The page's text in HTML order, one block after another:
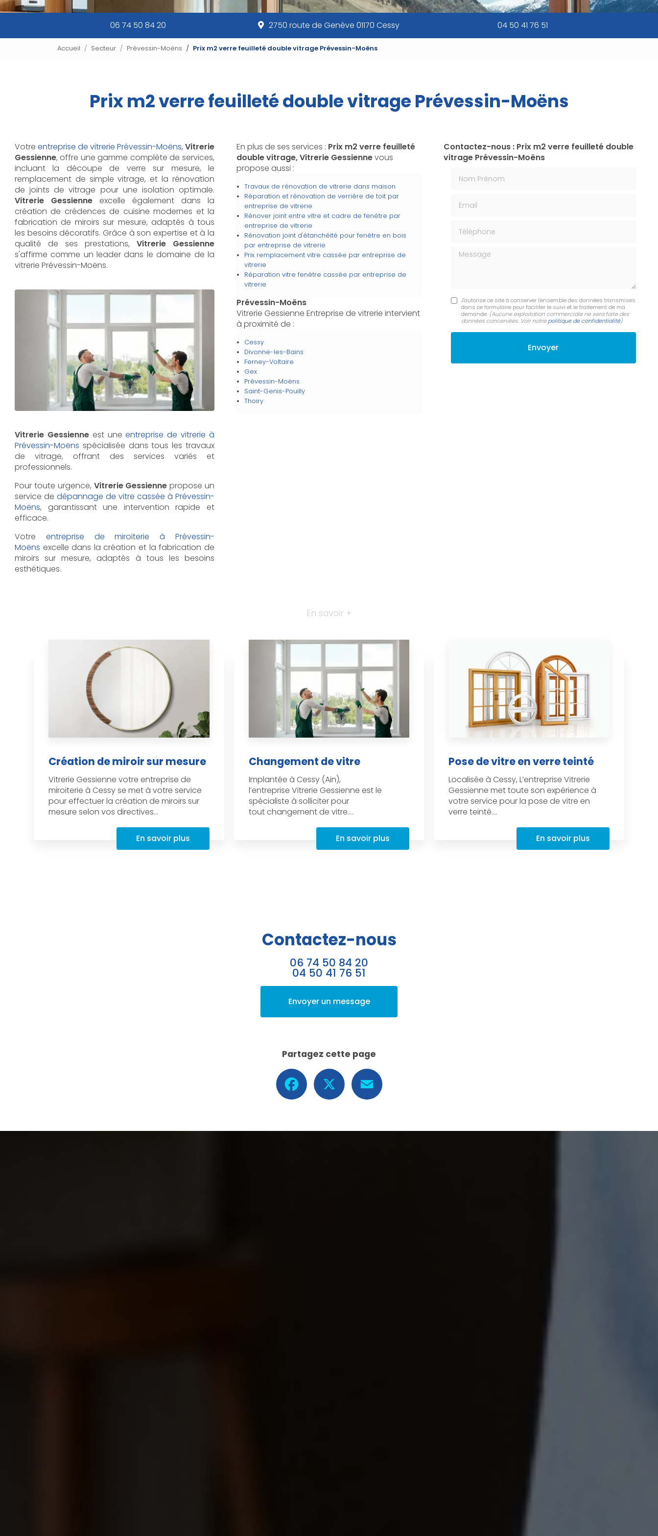
06 74 50 84 20 2750 route de Genève 01170 Cessy 04 50 41 76 51
Accueil Secteur Prévessin-Moëns Prix m2 verre feuilleté double vitrage Prévessin-Moëns
Prix m2 verre feuilleté double vitrage Prévessin-Moëns
Votre entreprise de vitrerie Prévessin-Moëns, Vitrerie
Gessienne, offre une gamme complète de services,
incluant la découpe de verre sur mesure, le
remplacement de simple vitrage, et la rénovation
de joints de vitrage pour une isolation optimale.
Vitrerie Gessienne excelle également dans la
création de crédences de cuisine modernes et la
fabrication de miroirs sur mesure, adaptés à tous
les besoins décoratifs. Grâce à son expertise et à la
qualité de ses prestations, Vitrerie Gessienne
s'affirme comme un leader dans le domaine de la
vitrerie Prévessin-Moëns.
Vitrerie Gessienneest uneentreprise de vitrerie à
Prévessin-Moëns spécialisée dans tous les travaux
de vitrage, offrant des services variés et
professionnels.
Pour toute urgence, Vitrerie Gessienne propose un
service de dépannage de vitre cassée à Prévessin-
Moëns, garantissant une intervention rapide et
efficace.
Votre entreprise de miroiterie à Prévessin-
Moëns excelle dans la création et la fabrication de
miroirs sur mesure, adaptés à tous les besoins
esthétiques.
En plus de ses services : Prix m2 verre feuilleté
double vitrage, Vitrerie Gessiennevous
propose aussi :
Travaux de rénovation de vitrerie dans maison
Réparation et rénovation de verrière de toit par
entreprise de vitrerie
Rénover joint entre vitre et cadre de fenêtre par
entreprise de vitrerie
Rénovation joint d'étanchéité pour fenêtre en bois
par entreprise de vitrerie
Prix remplacement vitre cassée par entreprise de
vitrerie
Réparation vitre fenêtre cassée par entreprise de
vitrerie
Prévessin-Moëns
Vitrerie Gessienne Entreprise de vitrerie intervient
à proximité de :
Cessy
Divonne-les-Bains
Ferney-Voltaire
Gex
Prévessin-Moëns
Saint-Genis-Pouilly
Thoiry
Contactez-nous : Prix m2 verre feuilleté double
vitrage Prévessin-Moëns
Message
J'autorise ce site à conserver l'ensemble des données transmises
dans ce formulaire pour faciliter le suivi et le traitement de ma
demande. (Aucune exploitation commerciale ne sera faite des
données concervées. Voir notrepolitique de confidentialité)
En savoir +
Création de miroir sur mesure
Vitrerie Gessienne votre entreprise de
miroiterie à Cessy se met à votre service
pour effectuer la création de miroirs sur
mesure selon vos directives...
En savoir plus
Changement de vitre
Implantée à Cessy (Ain),
l’entreprise Vitrerie Gessienne est le
spécialiste à solliciter pour
tout changement de vitre....
En savoir plus
Pose de vitre en verre teinté
Localisée à Cessy, L’entreprise Vitrerie
Gessienne met toute son expérience à
votre service pour la pose de vitre en
verre teinté....
En savoir plus
Contactez-nous
06 74 50 84 20
04 50 41 76 51
Envoyer un message
Partagez cette page
Facebook